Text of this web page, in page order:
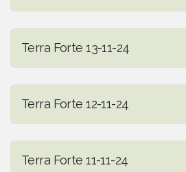
Terra Forte 13-11-24
Terra Forte 12-11-24
Terra Forte 11-11-24